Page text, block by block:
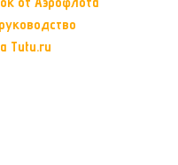
Tutu.ru